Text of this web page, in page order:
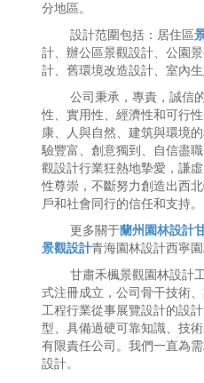
分地區。
設計范圍包括：居住區
計、辦公區景觀設計、公園
計、舊環境改造設計、室內生
公司秉承，專責，誠信
性、實用性、經濟性和可行
康、人與自然、建筑與環境
驗豐富、創意獨到、自信盡
觀設計行業狂熱地摯愛，謙
性尊崇，不斷努力創造出西
戶和社會同行的信任和支持。
更多關于蘭州園林設計
景觀設計青海園林設計西寧
甘肅禾楓景觀園林設計
式注冊成立，公司骨干技術
工程行業從事展覽設計的設
型、具備過硬可靠知識、技
有限責任公司。我們一直為
設計。